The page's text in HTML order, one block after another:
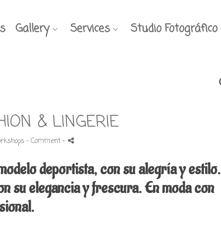
Gallery Services Studio Fotográfico
& LINGERIE
- Comment-
deportista, con su alegría y estilo.
su elegancia y frescura. En moda con